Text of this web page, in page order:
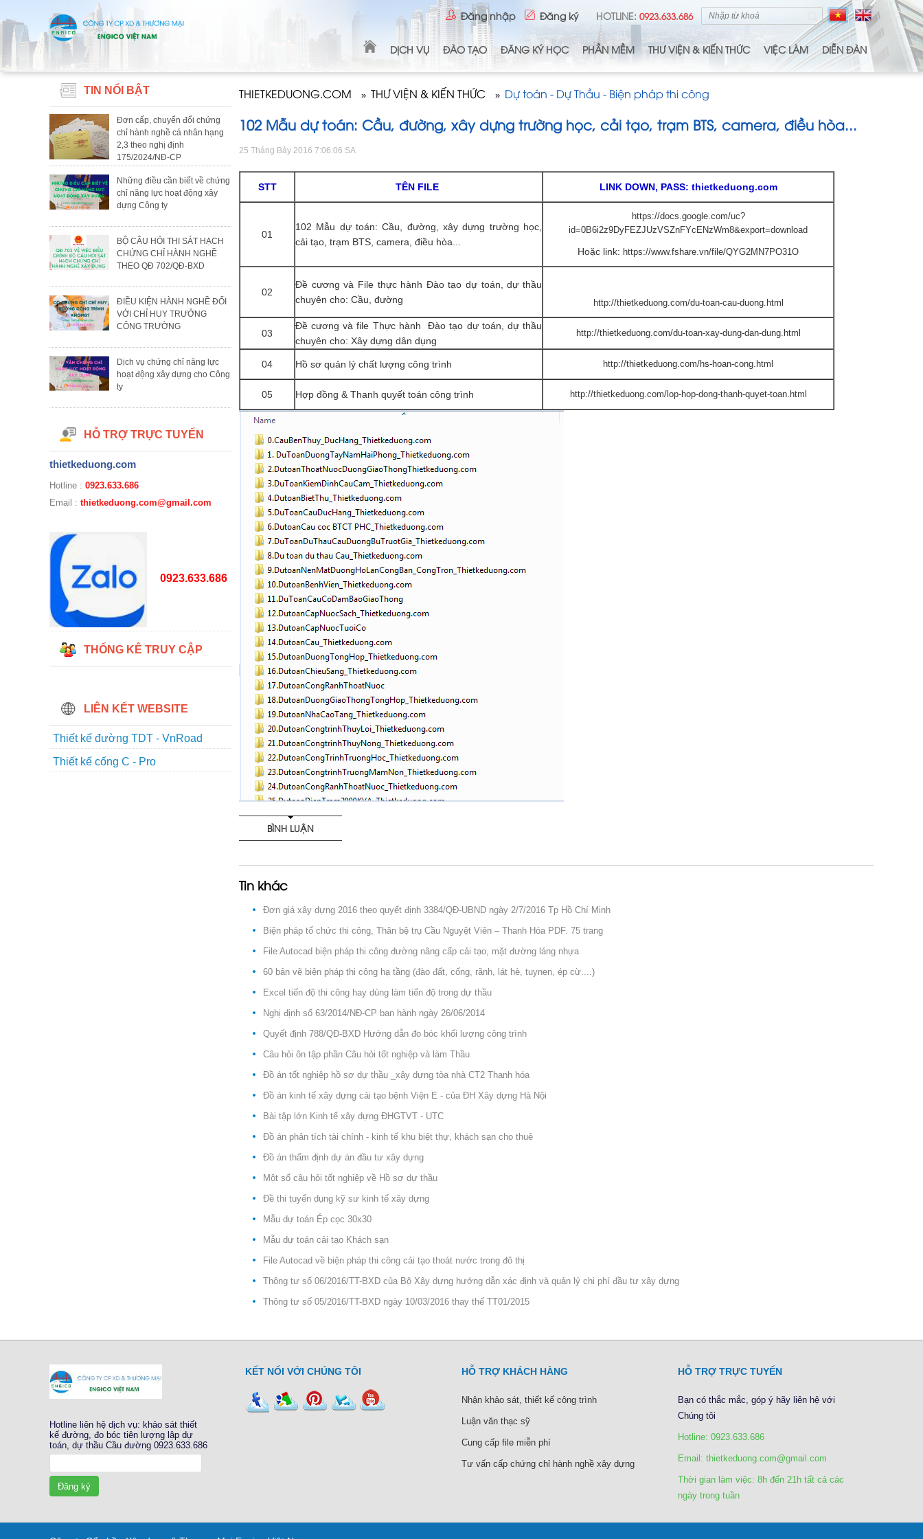
HOTLINE: 0923.633.686
Đăng nhập Đăng ký
DỊCH VỤ ĐÀO TẠO ĐĂNG KÝ HỌC PHẦN MỀM THƯ VIỆN & KIẾN THỨC VIỆC LÀM DIỄN ĐÀN
TIN NỔI BẬT
Đơn cấp, chuyển đổi chứng
chỉ hành nghề cá nhân hạng
2,3 theo nghị định
175/2024/NĐ-CP
Những điều cần biết về chứng
chỉ năng lực hoạt động xây
dựng Công ty
BỘ CÂU HỎI THI SÁT HẠCH
CHỨNG CHỈ HÀNH NGHỀ
THEO QĐ 702/QĐ-BXD
ĐIỀU KIỆN HÀNH NGHỀ ĐỐI
VỚI CHỈ HUY TRƯỞNG
CÔNG TRƯỜNG
Dịch vụ chứng chỉ năng lực
hoạt động xây dựng cho Công
ty
HỖ TRỢ TRỰC TUYẾN
thietkeduong.com
Hotline : 0923.633.686
Email : thietkeduong.com@gmail.com
0923.633.686
THỐNG KÊ TRUY CẬP
LIÊN KẾT WEBSITE
Thiết kế đường TDT - VnRoad
Thiết kế cống C - Pro
THIETKEDUONG.COM » THƯ VIỆN & KIẾN THỨC » Dự toán - Dự Thầu - Biện pháp thi công
102 Mẫu dự toán: Cầu, đường, xây dựng trường học, cải tạo, trạm BTS, camera, điều hòa...
25 Tháng Bảy 2016 7:06:06 SA
STT TÊN FILE LINK DOWN, PASS: thietkeduong.com
01
102 Mẫu dự toán: Cầu, đường, xây dựng trường học,
cải tạo, trạm BTS, camera, điều hòa...
https://docs.google.com/uc?
id=0B6i2z9DyFEZJUzVSZnFYcENzWm8&export=download
Hoặc link: https://www.fshare.vn/file/QYG2MN7PO31O
02
Đề cương và File thực hành Đào tạo dự toán, dự thầu
chuyên cho: Cầu, đường
http://thietkeduong.com/du-toan-cau-duong.html
03
Đề cương và file Thực hành Đào tạo dự toán, dự thầu
chuyên cho: Xây dựng dân dụng
http://thietkeduong.com/du-toan-xay-dung-dan-dung.html
04 Hồ sơ quản lý chất lượng công trình http://thietkeduong.com/hs-hoan-cong.html
05 Hợp đồng & Thanh quyết toán công trình http://thietkeduong.com/lop-hop-dong-thanh-quyet-toan.html
BÌNH LUẬN
Tin khác
Đơn giá xây dựng 2016 theo quyết định 3384/QĐ-UBND ngày 2/7/2016 Tp Hồ Chí Minh
Biện pháp tổ chức thi công, Thân bệ trụ Cầu Nguyệt Viên – Thanh Hóa PDF. 75 trang
File Autocad biện pháp thi công đường nâng cấp cải tạo, mặt đường láng nhựa
60 bản vẽ biện pháp thi công hạ tầng (đào đất, cống, rãnh, lát hè, tuynen, ép cừ....)
Excel tiến độ thi công hay dùng làm tiến độ trong dự thầu
Nghị định số 63/2014/NĐ-CP ban hành ngày 26/06/2014
Quyết định 788/QĐ-BXD Hướng dẫn đo bóc khối lượng công trình
Câu hỏi ôn tập phần Câu hỏi tốt nghiệp và làm Thầu
Đồ án tốt nghiệp hồ sơ dự thầu _xây dựng tòa nhà CT2 Thanh hóa
Đồ án kinh tế xây dựng cải tạo bệnh Viện E - của ĐH Xây dựng Hà Nội
Bài tập lớn Kinh tế xây dựng ĐHGTVT - UTC
Đồ án phân tích tài chính - kinh tế khu biệt thự, khách sạn cho thuê
Đồ án thẩm định dự án đầu tư xây dựng
Một số câu hỏi tốt nghiệp về Hồ sơ dự thầu
Đề thi tuyển dụng kỹ sư kinh tế xây dựng
Mẫu dự toán Ép cọc 30x30
Mẫu dự toán cải tạo Khách sạn
File Autocad về biện pháp thi công cải tạo thoát nước trong đô thị
Thông tư số 06/2016/TT-BXD của Bộ Xây dựng hướng dẫn xác định và quản lý chi phí đầu tư xây dựng
Thông tư số 05/2016/TT-BXD ngày 10/03/2016 thay thế TT01/2015
Hotline liên hệ dịch vụ: khảo sát thiết
kế đường, đo bóc tiên lượng lập dự
toán, dự thầu Cầu đường 0923.633.686
Đăng ký
KẾT NỐI VỚI CHÚNG TÔI HỖ TRỢ KHÁCH HÀNG
Nhận khảo sát, thiết kế công trình
Luận văn thạc sỹ
Cung cấp file miễn phí
Tư vấn cấp chứng chỉ hành nghề xây dựng
HỖ TRỢ TRỰC TUYẾN
Bạn có thắc mắc, góp ý hãy liên hệ với
Chúng tôi
Hotline: 0923.633.686
Email: thietkeduong.com@gmail.com
Thời gian làm việc: 8h đến 21h tất cả các
ngày trong tuần